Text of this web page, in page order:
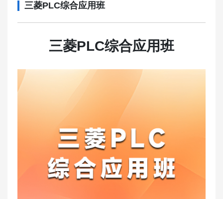
三菱PLC综合应用班
三菱PLC综合应用班